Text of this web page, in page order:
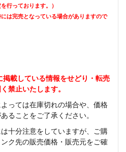
行っております。）
は完売となっている場合がありますので
載している情報をせどり・転売
禁止いたします。
っては在庫切れの場合や、価格
ることをご了承ください。
十分注意をしていますが、ご購
ク先の販売価格・販売元をご確